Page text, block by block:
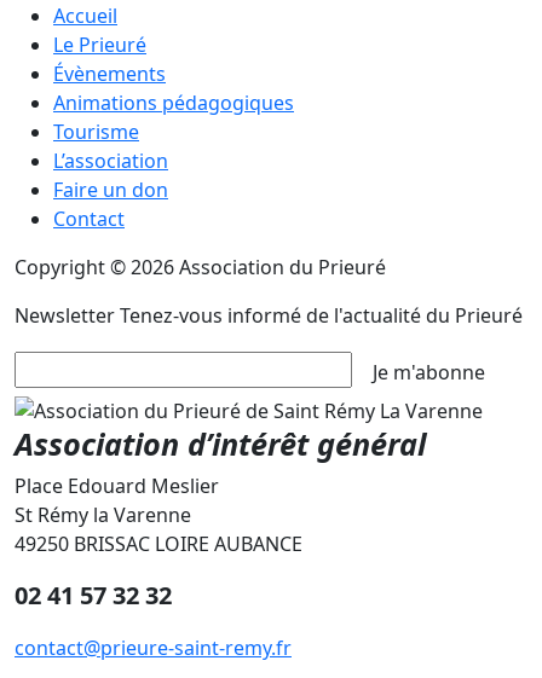
Accueil
Le Prieuré
Évènements
Animations pédagogiques
Tourisme
L’association
Faire un don
Contact
Copyright © 2026 Association du Prieuré
NewsletterTenez-vous informé de l'actualité du Prieuré
Je m'abonne
Association d’intérêt général
Place Edouard Meslier
St Rémy la Varenne
49250 BRISSAC LOIRE AUBANCE
02 41 57 32 32
contact@prieure-saint-remy.fr